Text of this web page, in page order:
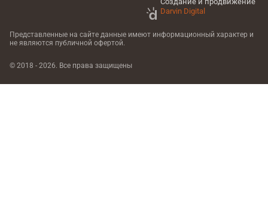
Darvin Digital
Представленные на сайте данные имеют информационный характер и
не являются публичной офертой.
© 2018 - 2026. Все права защищены